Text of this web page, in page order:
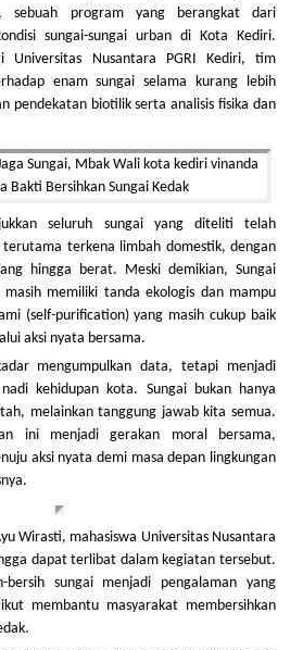
sebuah program yang berangkat dari
sungai-sungai urban di Kota Kediri.
Universitas Nusantara PGRI Kediri, tim
enam sungai selama kurang lebih
pendekatan biotilik serta analisis fisika dan
seluruh sungai yang diteliti telah
terkena limbah domestik, dengan
hingga berat. Meski demikian, Sungai
memiliki tanda ekologis dan mampu
(self-purification) yang masih cukup baik
aksi nyata bersama.
mengumpulkan data, tetapi menjadi
kehidupan kota. Sungai bukan hanya
melainkan tanggung jawab kita semua.
ini menjadi gerakan moral bersama,
aksi nyata demi masa depan lingkungan
Wirasti, mahasiswa Universitas Nusantara
dapat terlibat dalam kegiatan tersebut.
bersih sungai menjadi pengalaman yang
membantu masyarakat membersihkan